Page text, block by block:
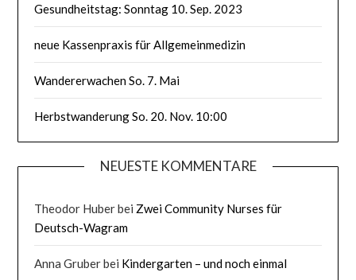
Gesundheitstag: Sonntag 10. Sep. 2023
neue Kassenpraxis für Allgemeinmedizin
Wandererwachen So. 7. Mai
Herbstwanderung So. 20. Nov. 10:00
NEUESTE KOMMENTARE
Theodor Huberbei Zwei Community Nurses für
Deutsch-Wagram
Anna Gruberbei Kindergarten – und noch einmal